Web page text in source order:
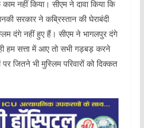
नहीं किया। सीएम ने दावा किया कि
सरकार ने कब्रिस्तान की घेराबंदी
दंगे नहीं हुए हैं। सीएम ने भागलपुर दंगे
हम सत्ता में आए तो सभी गड़बड़ करने
जितने भी मुस्लिम परिवारों को दिक्कत